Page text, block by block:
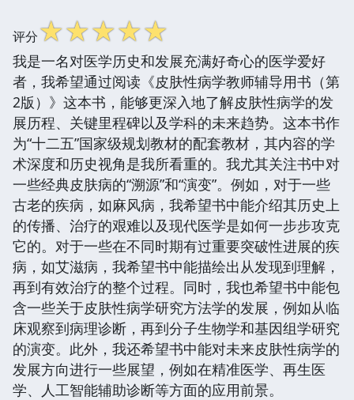
评分☆☆☆☆☆
我是一名对医学历史和发展充满好奇心的医学爱好
者，我希望通过阅读《皮肤性病学教师辅导用书（第
2版）》这本书，能够更深入地了解皮肤性病学的发
展历程、关键里程碑以及学科的未来趋势。这本书作
为“十二五”国家级规划教材的配套教材，其内容的学
术深度和历史视角是我所看重的。我尤其关注书中对
一些经典皮肤病的“溯源”和“演变”。例如，对于一些
古老的疾病，如麻风病，我希望书中能介绍其历史上
的传播、治疗的艰难以及现代医学是如何一步步攻克
它的。对于一些在不同时期有过重要突破性进展的疾
病，如艾滋病，我希望书中能描绘出从发现到理解，
再到有效治疗的整个过程。同时，我也希望书中能包
含一些关于皮肤性病学研究方法学的发展，例如从临
床观察到病理诊断，再到分子生物学和基因组学研究
的演变。此外，我还希望书中能对未来皮肤性病学的
发展方向进行一些展望，例如在精准医学、再生医
学、人工智能辅助诊断等方面的应用前景。